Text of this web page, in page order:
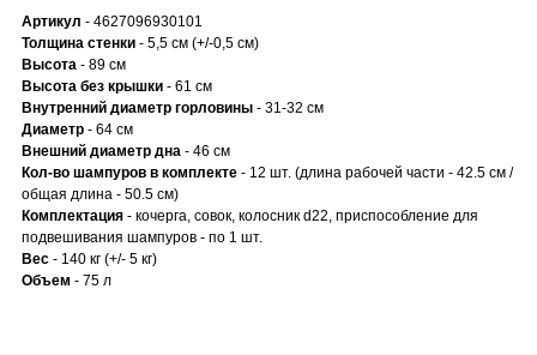
Артикул - 4627096930101
Толщина стенки - 5,5 см (+/-0,5 см)
Высота - 89 см
Высота без крышки - 61 см
Внутренний диаметр горловины - 31-32 см
Диаметр - 64 см
Внешний диаметр дна - 46 см
Кол-во шампуров в комплекте - 12 шт. (длина рабочей части - 42.5 см /
общая длина - 50.5 см)
Комплектация - кочерга, совок, колосник d22, приспособление для
подвешивания шампуров - по 1 шт.
Вес - 140 кг (+/- 5 кг)
Объем - 75 л